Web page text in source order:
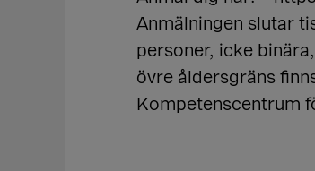
Anmälningen slutar
personer, icke
övre åldersgräns
Kompetenscentrum